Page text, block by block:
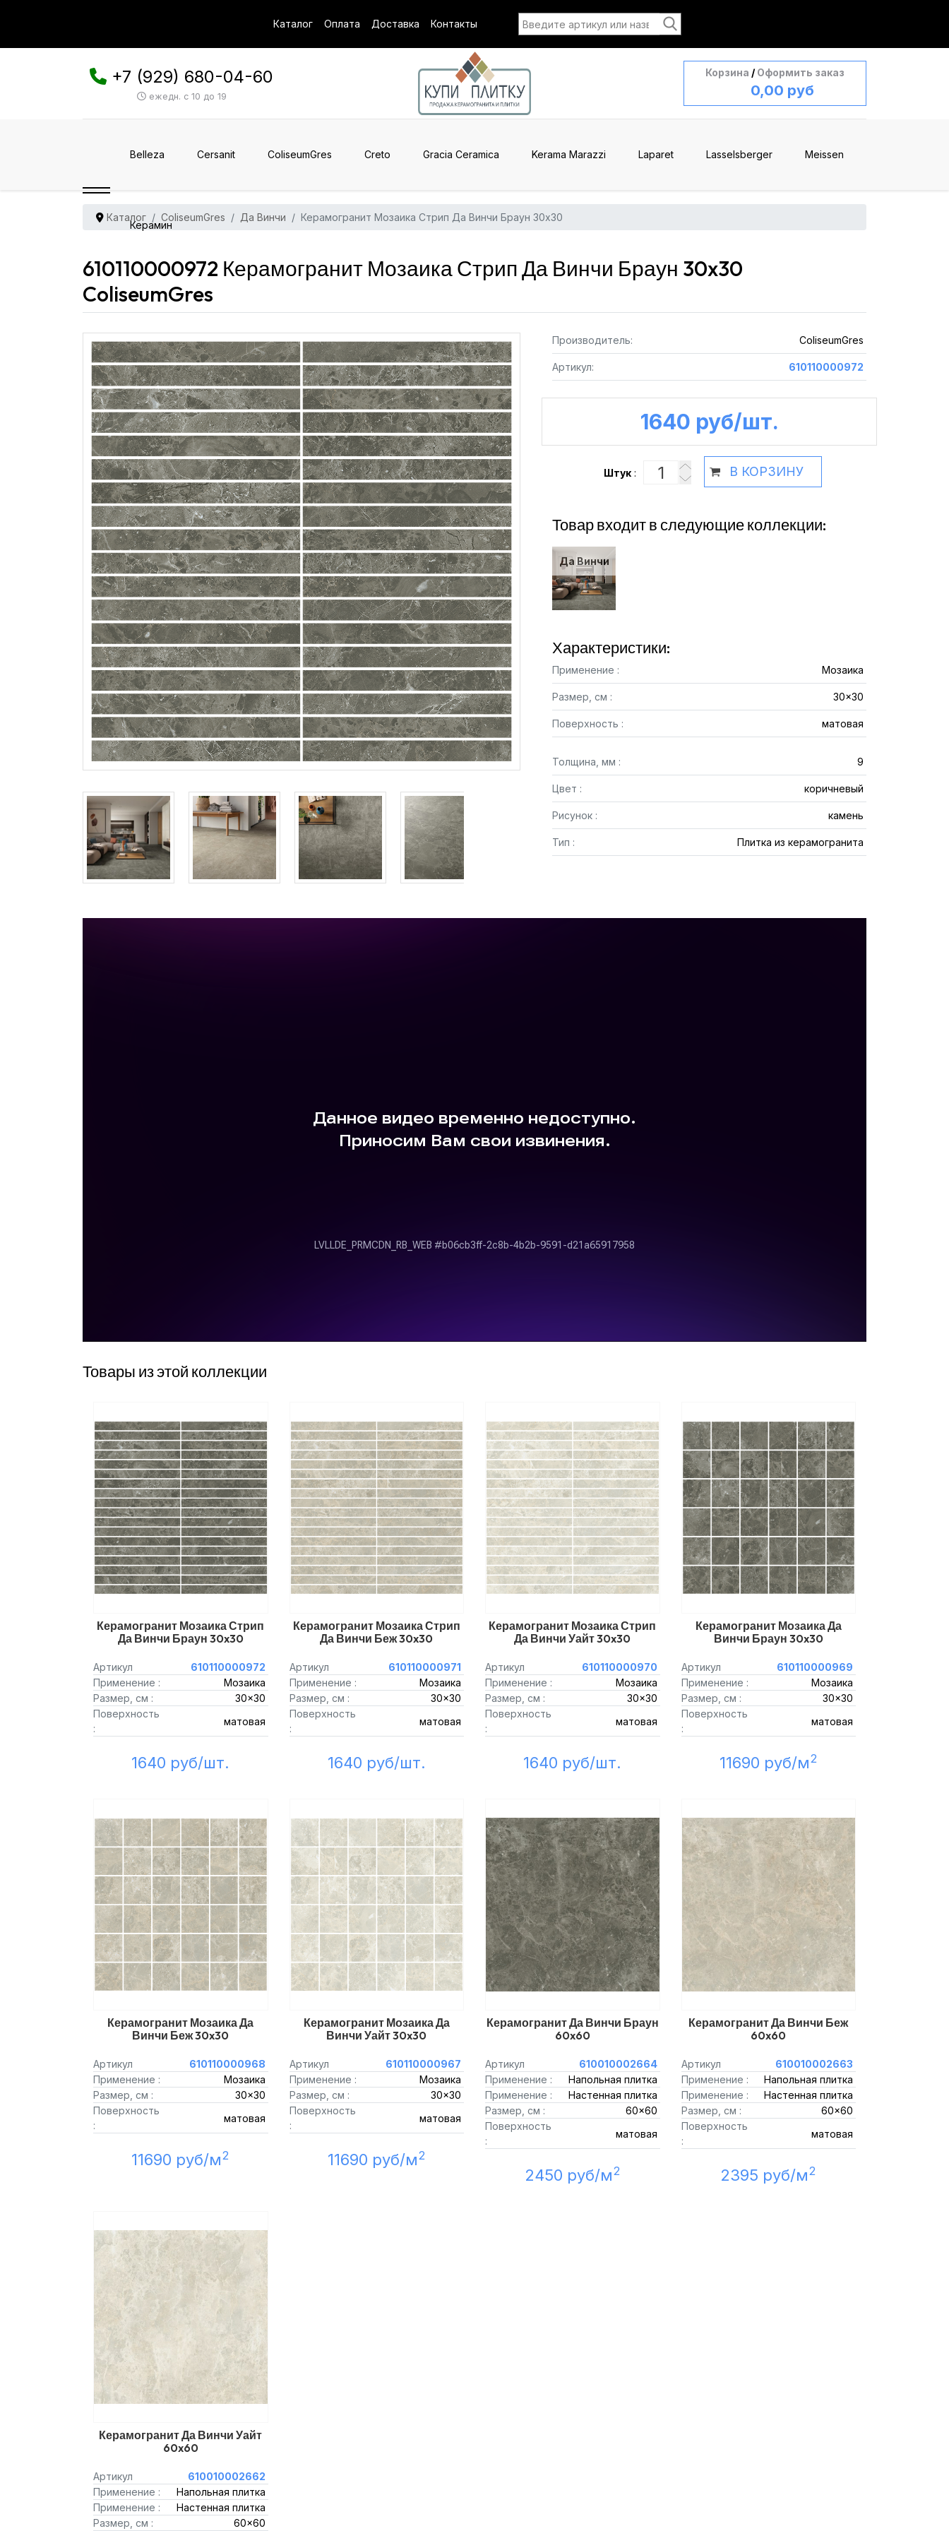
Каталог Оплата Доставка Контакты
+7 (929) 680-04-60
ежедн. с 10 до 19
Корзина / Оформить заказ
0,00 руб
Belleza Cersanit ColiseumGres Creto Gracia Ceramica Kerama Marazzi Laparet Lasselsberger Meissen
Керамин
Каталог ColiseumGres Да Винчи Керамогранит Мозаика Стрип Да Винчи Браун 30x30
610110000972 Керамогранит Мозаика Стрип Да Винчи Браун 30x30
ColiseumGres
Производитель: ColiseumGres
Артикул: 610110000972
1640 руб /шт.
Штук : В КОРЗИНУ
Товар входит в следующие коллекции:
Да Винчи
Характеристики:
Применение : Мозаика
Размер, см : 30x30
Поверхность : матовая
Толщина, мм : 9
Цвет : коричневый
Рисунок : камень
Тип : Плитка из керамогранита
Товары из этой коллекции
Керамогранит Мозаика Стрип
Да Винчи Браун 30x30
Артикул
610110000972
Применение :
Мозаика
Размер, см :
30x30
Поверхность
:
матовая
1640 руб/шт.
Керамогранит Мозаика Стрип
Да Винчи Беж 30x30
Артикул
610110000971
Применение :
Мозаика
Размер, см :
30x30
Поверхность
:
матовая
1640 руб/шт.
Керамогранит Мозаика Стрип
Да Винчи Уайт 30x30
Артикул
610110000970
Применение :
Мозаика
Размер, см :
30x30
Поверхность
:
матовая
1640 руб/шт.
Керамогранит Мозаика Да
Винчи Браун 30x30
Артикул
610110000969
Применение :
Мозаика
Размер, см :
30x30
Поверхность
:
матовая
11690 руб/м2
Керамогранит Мозаика Да
Винчи Беж 30x30
Артикул
610110000968
Применение :
Мозаика
Размер, см :
30x30
Поверхность
:
матовая
11690 руб/м2
Керамогранит Мозаика Да
Винчи Уайт 30x30
Артикул
610110000967
Применение :
Мозаика
Размер, см :
30x30
Поверхность
:
матовая
11690 руб/м2
Керамогранит Да Винчи Браун
60x60
Артикул
610010002664
Применение :
Напольная плитка
Применение :
Настенная плитка
Размер, см :
60x60
Поверхность
:
матовая
2450 руб/м2
Керамогранит Да Винчи Беж
60x60
Артикул
610010002663
Применение :
Напольная плитка
Применение :
Настенная плитка
Размер, см :
60x60
Поверхность
:
матовая
2395 руб/м2
Керамогранит Да Винчи Уайт
60x60
Артикул
610010002662
Применение :
Напольная плитка
Применение :
Настенная плитка
Размер, см :
60x60